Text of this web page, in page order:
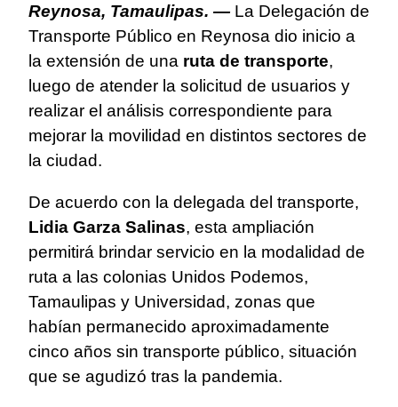
Reynosa, Tamaulipas. — La Delegación de
Transporte Público en Reynosa dio inicio a
la extensión de una ruta de transporte,
luego de atender la solicitud de usuarios y
realizar el análisis correspondiente para
mejorar la movilidad en distintos sectores de
la ciudad.
De acuerdo con la delegada del transporte,
Lidia Garza Salinas, esta ampliación
permitirá brindar servicio en la modalidad de
ruta a las colonias Unidos Podemos,
Tamaulipas y Universidad, zonas que
habían permanecido aproximadamente
cinco años sin transporte público, situación
que se agudizó tras la pandemia.